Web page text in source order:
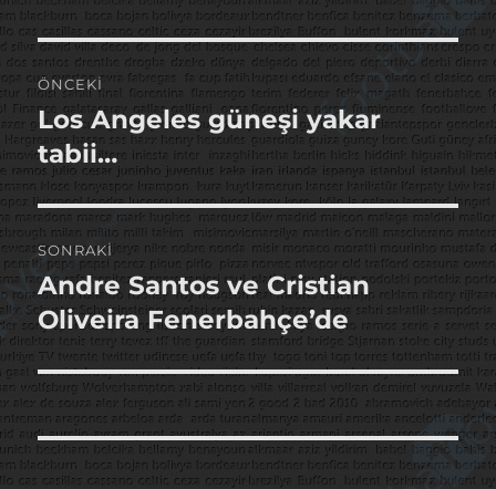
Yazı
gezinmesi
ÖNCEKI
Önceki
yazı:
Los Angeles güneşi yakar
tabii…
SONRAKI
Sonraki
yazı:
Andre Santos ve Cristian
Oliveira Fenerbahçe’de